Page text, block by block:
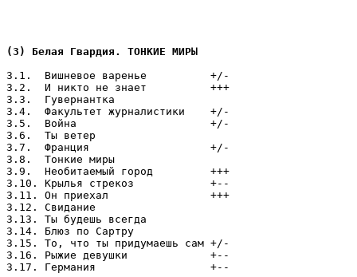
(3) Белая Гвардия. ТОНКИЕ МИРЫ
3.1.  Вишневое варенье          +/-
3.2.  И никто не знает          +++
3.3.  Гувернантка
3.4.  Факультет журналистики    +/-
3.5.  Война                     +/-
3.6.  Ты ветер
3.7.  Франция                   +/-
3.8.  Тонкие миры
3.9.  Необитаемый город         +++
3.10. Крылья стрекоз            +--
3.11. Он приехал                +++
3.12. Свидание
3.13. Ты будешь всегда
3.14. Блюз по Сартру
3.15. То, что ты придумаешь сам +/-
3.16. Рыжие девушки             +--
3.17. Германия                  +--